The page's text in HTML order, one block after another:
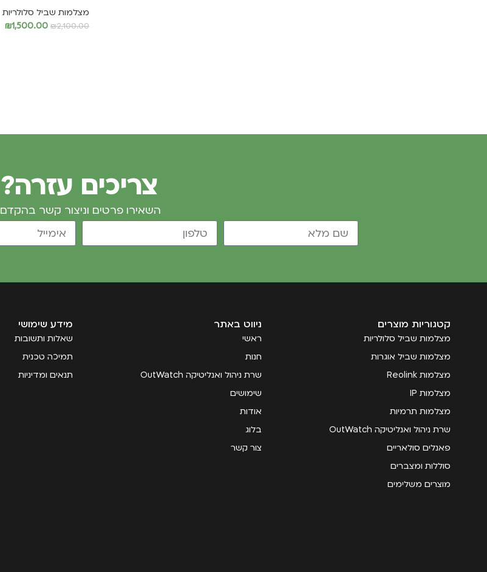
מצלמות שביל סלולריות
₪2,100.00
₪1,500.00
צריכים עזרה?
השאירו פרטים וניצור קשר בהקדם
קטגוריות מוצרים
מצלמות שביל סלולריות
מצלמות שביל אוגרות
מצלמות Reolink
מצלמות IP
מצלמות תרמיות
שרת ניהול ואנליטיקה OutWatch
פאנלים סולאריים
סוללות ומצברים
מוצרים משלימים
ניווט באתר
ראשי
חנות
שרת ניהול ואנליטיקה OutWatch
שימושים
אודות
בלוג
צור קשר
מידע שימושי
שאלות ותשובות
תמיכה טכנית
תנאים ומדיניות